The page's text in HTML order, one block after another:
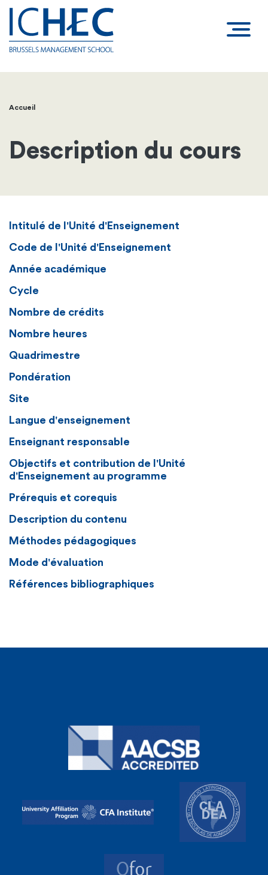
Fil
d'Ariane
Accueil
Description du cours
Intitulé de l'Unité d'Enseignement
Code de l'Unité d'Enseignement
Année académique
Cycle
Nombre de crédits
Nombre heures
Quadrimestre
Pondération
Site
Langue d'enseignement
Enseignant responsable
Objectifs et contribution de l'Unité
d'Enseignement au programme
Prérequis et corequis
Description du contenu
Méthodes pédagogiques
Mode d'évaluation
Références bibliographiques